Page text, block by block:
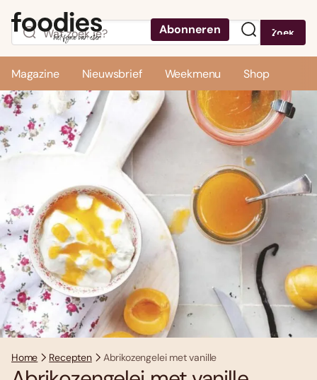
Abonneren Zoek
Magazine Nieuwsbrief Weekmenu Shop
Home Recepten Abrikozengelei met vanille